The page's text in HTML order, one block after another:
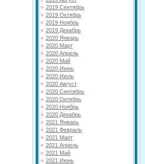
2019 Сентябрь
2019 Октябрь
2019 Ноябрь
2019 Декабрь
2020 Январь
2020 Март
2020 Апрель
2020 Май
2020 Июнь
2020 Июль
2020 Август
2020 Сентябрь
2020 Октябрь
2020 Ноябрь
2020 Декабрь
2021 Январь
2021 Февраль
2021 Март
2021 Апрель
2021 Май
2021 Июнь